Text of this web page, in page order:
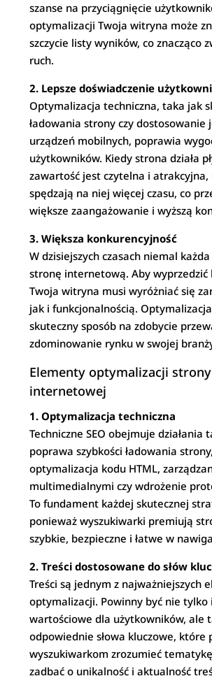
szanse na przyciągnięcie
optymalizacji Twoja witryna może
szczycie listy wyników, co znacząco
ruch.
2. Lepsze doświadczenie
Optymalizacja techniczna, taka jak
ładowania strony czy dostosowanie
urządzeń mobilnych, poprawia
użytkowników. Kiedy strona działa
zawartość jest czytelna i
spędzają na niej więcej czasu, co
większe zaangażowanie i wyższą
3. Większa konkurencyjność
W dzisiejszych czasach niemal
stronę internetową. Aby wyprzedzić
Twoja witryna musi wyróżniać się
jak i funkcjonalnością.
skuteczny sposób na zdobycie
zdominowanie rynku w swojej
Elementy optymalizacji strony
internetowej
1. Optymalizacja techniczna
Techniczne SEO obejmuje działania
poprawa szybkości ładowania strony,
optymalizacja kodu HTML,
multimedialnymi czy wdrożenie
To fundament każdej skutecznej
ponieważ wyszukiwarki premiują
szybkie, bezpieczne i łatwe w
2. Treści dostosowane do słów
Treści są jednym z najważniejszych
optymalizacji. Powinny być nie tylko
wartościowe dla użytkowników, ale
odpowiednie słowa kluczowe, które
wyszukiwarkom zrozumieć
zadbać o unikalność i aktualność